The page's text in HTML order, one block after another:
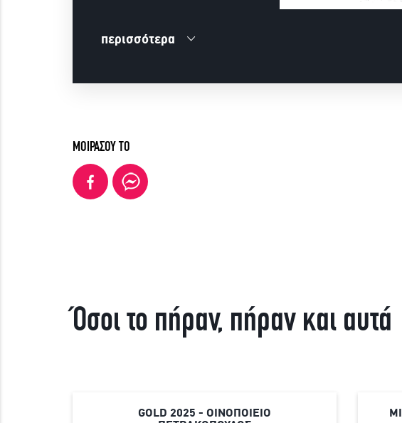
περισσότερα
ΜΟΙΡΑΣΟΥ ΤΟ
Όσοι το πήραν, πήραν και αυτά
GOLD 2025 - ΟΙΝΟΠΟΙΕΙΟ